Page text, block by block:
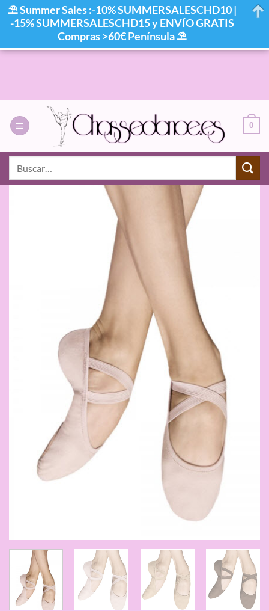
0
⛱ Summer Sales :-10% SUMMERSALESCHD10 |
-15% SUMMERSALESCHD15 y ENVÍO GRATIS
Compras >60€ Península ⛱